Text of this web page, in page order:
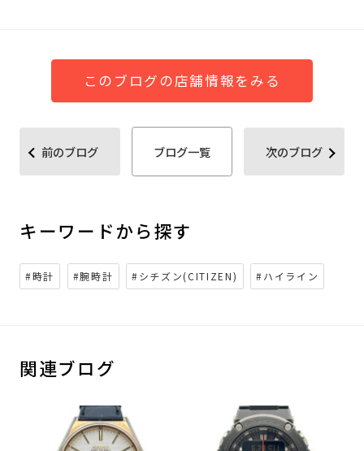
このブログの店舗情報をみる
前のブログ ブログ一覧 次のブログ
キーワードから探す
#時計 #腕時計 #シチズン(CITIZEN) #ハイライン
関連ブログ